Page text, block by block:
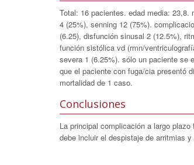
Total: 16 pacientes. edad media:
4 (25%), senning 12 (75%).
(6.25), disfunción sinusal 2 (12.5%),
función sistólica vd (rmn/
severa 1 (6.25%). sólo un paciente se
que el paciente con fuga/cia presentó
mortalidad de 1 caso.
Conclusiones
La principal complicación a largo
debe incluir el despistaje de arritmias